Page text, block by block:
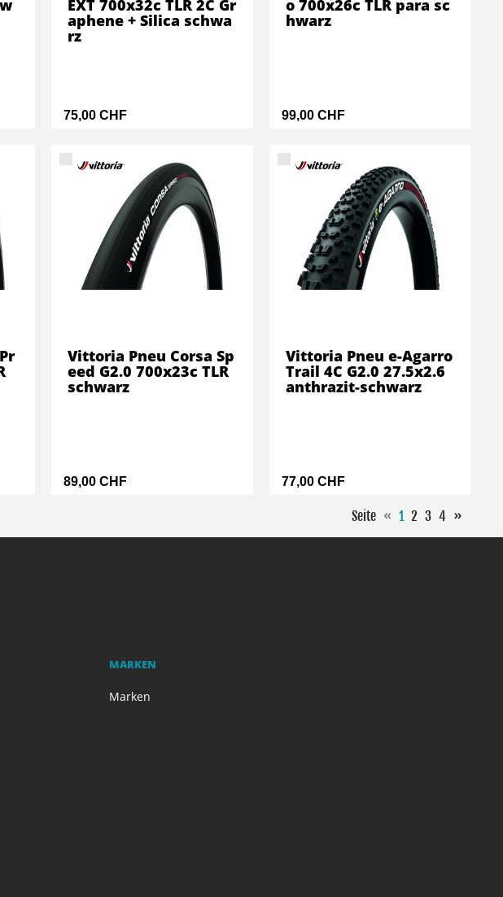
75,00 CHF
EXT 700x32c TLR 2C Gr
aphene + Silica schwa
rz
99,00 CHF
o 700x26c TLR para sc
hwarz
89,00 CHF
Vittoria Pneu Corsa Sp
eed G2.0 700x23c TLR
schwarz
77,00 CHF
Vittoria Pneu e-Agarro
Trail 4C G2.0 27.5x2.6
anthrazit-schwarz
Seite « 1 2 3 4 »
MARKEN
Marken